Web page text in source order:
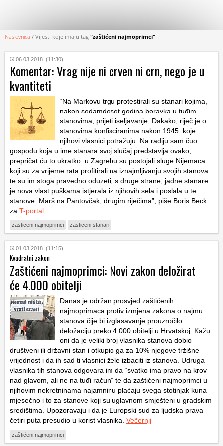
KATEGORIJE
HRVATSKI
WEB
Naslovnica / Vijesti koje imaju tag "zaštićeni najmoprimci"
06.03.2018. (11:30)
Komentar: Vrag nije ni crven ni crn, nego je u
kvantiteti
“Na Markovu trgu protestirali su stanari kojima,
nakon sedamdeset godina boravka u tuđim
stanovima, prijeti iseljavanje. Dakako, riječ je o
stanovima konfisciranima nakon 1945. koje
njihovi vlasnici potražuju. Na radiju sam čuo
gospođu koja u ime stanara svoj slučaj predstavlja ovako,
prepričat ću to ukratko: u Zagrebu su postojali sluge Nijemaca
koji su za vrijeme rata profitirali na iznajmljivanju svojih stanova
te su im stoga pravedno oduzeti; s druge strane, jadne stanare
je nova vlast puškama istjerala iz njihovih sela i poslala u te
stanove. Marš na Pantovčak, drugim riječima”, piše Boris Beck
za T-portal
zaštićeni najmoprimci zaštićeni stanari
01.03.2018. (11:15)
Kvadratni zakon
Zaštićeni najmoprimci: Novi zakon deložirat
će 4.000 obitelji
Danas je održan prosvjed zaštićenih
najmoprimaca protiv izmjena zakona o najmu
stanova čije bi izglasavanje prouzročilo
deložaciju preko 4.000 obitelji u Hrvatskoj. Kažu
oni da je veliki broj vlasnika stanova dobio
društveni ili državni stan i otkupio ga za 10% njegove tržišne
vrijednost i da ih sad ti vlasnici žele izbaciti iz stanova. Udruga
vlasnika tih stanova odgovara im da “svatko ima pravo na krov
nad glavom, ali ne na tuđi račun” te da zaštićeni najmoprimci u
njihovim nekretninama najamninu plaćaju svega stotinjak kuna
mjesečno i to za stanove koji su uglavnom smješteni u gradskim
središtima. Upozoravaju i da je Europski sud za ljudska prava
četiri puta presudio u korist vlasnika. Večernji
zaštićeni najmoprimci